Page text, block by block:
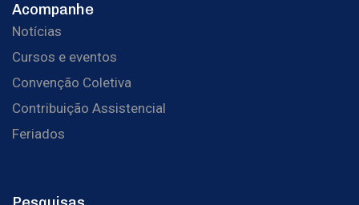
Acompanhe
Notícias
Cursos e eventos
Convenção Coletiva
Contribuição Assistencial
Feriados